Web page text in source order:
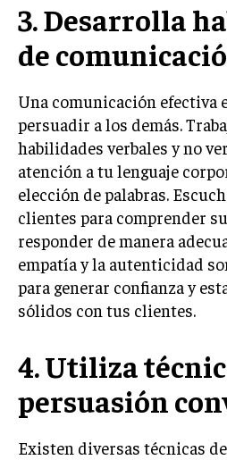
EMPRENDIMIENTO
PLANIFICACIÓN
FINANZAS
FINANZAS Y
GESTIÓN DE RECURSOS
INVERSIONES Y
CONTABILIDAD
ECONOMÍA EMPRESARIAL
INTERNACIONAL
NEGOCIOS
EXPANSIÓN GLOBAL
IMPORTACIÓN Y
ALIANZAS ESTRATÉGICAS
3. Desarrolla
de
Una comunicación efectiva
persuadir a los demás.
habilidades verbales y no
atención a tu lenguaje
elección de palabras.
clientes para comprender
responder de manera
empatía y la autenticidad
para generar confianza y
sólidos con tus clientes.
4. Utiliza
persuasión
Existen diversas técnicas